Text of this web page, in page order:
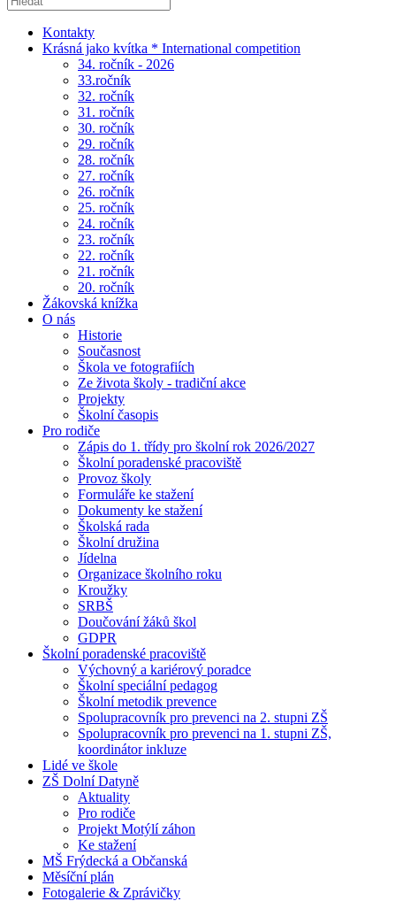
Kontakty
Krásná jako kvítka * International competition
34. ročník - 2026
33.ročník
32. ročník
31. ročník
30. ročník
29. ročník
28. ročník
27. ročník
26. ročník
25. ročník
24. ročník
23. ročník
22. ročník
21. ročník
20. ročník
Žákovská knížka
O nás
Historie
Současnost
Škola ve fotografiích
Ze života školy - tradiční akce
Projekty
Školní časopis
Pro rodiče
Zápis do 1. třídy pro školní rok 2026/2027
Školní poradenské pracoviště
Provoz školy
Formuláře ke stažení
Dokumenty ke stažení
Školská rada
Školní družina
Jídelna
Organizace školního roku
Kroužky
SRBŠ
Doučování žáků škol
GDPR
Školní poradenské pracoviště
Výchovný a kariérový poradce
Školní speciální pedagog
Školní metodik prevence
Spolupracovník pro prevenci na 2. stupni ZŠ
Spolupracovník pro prevenci na 1. stupni ZŠ,
koordinátor inkluze
Lidé ve škole
ZŠ Dolní Datyně
Aktuality
Pro rodiče
Projekt Motýlí záhon
Ke stažení
MŠ Frýdecká a Občanská
Měsíční plán
Fotogalerie & Zprávičky